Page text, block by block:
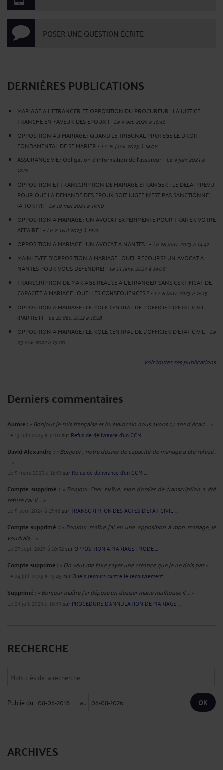
POSER UNE QUESTION ÉCRITE
DERNIÈRES PUBLICATIONS
MARIAGE A L’ETRANGER ET OPPOSITION DU PROCUREUR : LA JUSTICE
TRANCHE EN FAVEUR DES EPOUX !- Le 9 oct. 2025 à 16:46
OPPOSITION AU MARIAGE : QUAND LE TRIBUNAL PROTEGE LE DROIT
FONDAMENTAL DE SE MARIER- Le 16 janv. 2025 à 14:08
ASSURANCE VIE : Obligation d'information de l'assureur- Le 9 juin 2023 à
17:26
OPPOSITION ET TRANSCRIPTION DE MARIAGE ETRANGER : LE DELAI PREVU
POUR QUE LA DEMANDE DES EPOUX SOIT JUGEE N’EST PAS SANCTIONNE !
(A TORT?!)- Le 10 mai 2023 à 19:50
OPPOSITION A MARIAGE : UN AVOCAT EXPERIMENTE POUR TRAITER VOTRE
AFFAIRE !- Le 7 avril 2023 à 19:21
OPPOSITION A MARIAGE : UN AVOCAT A NANTES !- Le 26 janv. 2023 à 14:42
MAINLEVEE D'OPPOSITION A MARIAGE : QUEL RECOURS? UN AVOCAT A
NANTES POUR VOUS DEFENDRE!- Le 13 janv. 2023 à 19:08
TRANSCRIPTION DE MARIAGE REALISE A L'ETRANGER SANS CERTIFICAT DE
CAPACITE A MARIAGE : QUELLES CONSEQUENCES ?- Le 6 janv. 2023 à 16:15
OPPOSITION A MARIAGE : LE ROLE CENTRAL DE L'OFFICIER D'ETAT CIVIL
(PARTIE II)- Le 22 déc. 2022 à 18:28
OPPOSITION A MARIAGE : LE ROLE CENTRAL DE L'OFFICIER D'ETAT CIVIL- Le
23 nov. 2022 à 19:00
Voir toutes ses publications
Derniers commentaires
Aurore :« Bonjour je suis française et lui Marocain nous avons 17 ans d écart ... »
Le 13 juin 2025 à 12:01 sur Refus de délivrance d’un CCM ...
David Alexandre : « Bonjour , notre dossier de capacité de mariage a été refusé .
... »
Le 5 mars 2025 à 11:43 sur Refus de délivrance d’un CCM ...
Compte supprimé : « Bonjour Cher Maître, Mon dossier de transcription a été
refusé car il ... »
Le 5 avril 2024 à 17:48 surTRANSCRIPTION DES ACTES D'ETAT CIVIL ...
Compte supprimé : « Bonjour maître j'ai eu une opposition à mon mariage, je
voudrais ... »
Le 27 sept. 2023 à 10:52sur OPPOSITION A MARIAGE : MODE ...
Compte supprimé :« On veut me faire payer une créance que je ne dois pas »
Le 24 juil. 2023 à 23:45 sur Quels recours contre le recouvrement ...
Supprimé :« Bonjour maître j'ai déposé un dossier marie mulhouse il ... »
Le 24 juil. 2023 à 16:43 sur PROCEDURE D'ANNULATION DE MARIAGE ...
RECHERCHE
Publié du au
ARCHIVES